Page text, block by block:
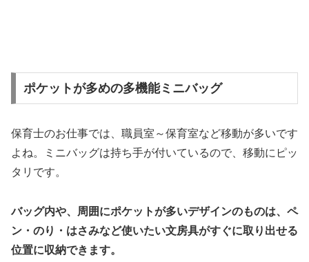
ポケットが多めの多機能ミニバッグ
保育士のお仕事では、職員室～保育室など移動が多いです
よね。ミニバッグは持ち手が付いているので、移動にピッ
タリです。
バッグ内や、周囲にポケットが多いデザインのものは、ペ
ン・のり・はさみなど使いたい文房具がすぐに取り出せる
位置に収納できます。